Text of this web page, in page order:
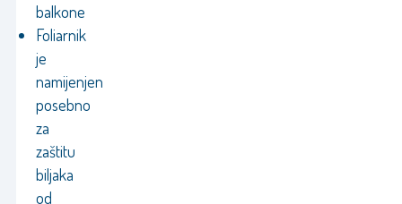
balkone
Foliarnik
je
namijenjen
posebno
za
zaštitu
biljaka
od